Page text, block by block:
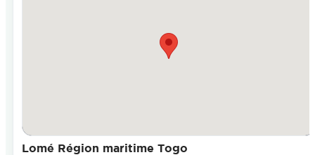
Lomé Région maritime Togo